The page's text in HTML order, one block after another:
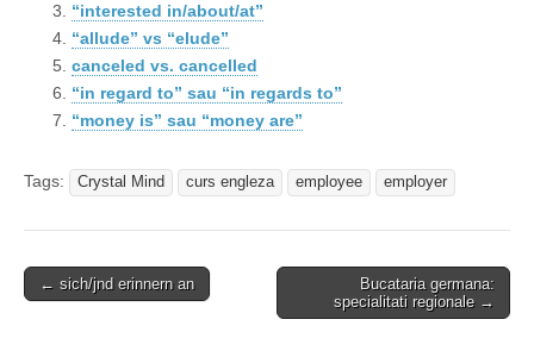
“interested in/about/at”
“allude” vs “elude”
canceled vs. cancelled
“in regard to” sau “in regards to”
“money is” sau “money are”
Tags: Crystal Mind curs engleza employee employer
Post
← sich/jnd erinnern an
Bucataria germana:
specialitati regionale →